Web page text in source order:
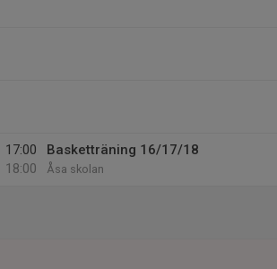
17:00
18:00
Basketträning 16/17/18
Åsa skolan